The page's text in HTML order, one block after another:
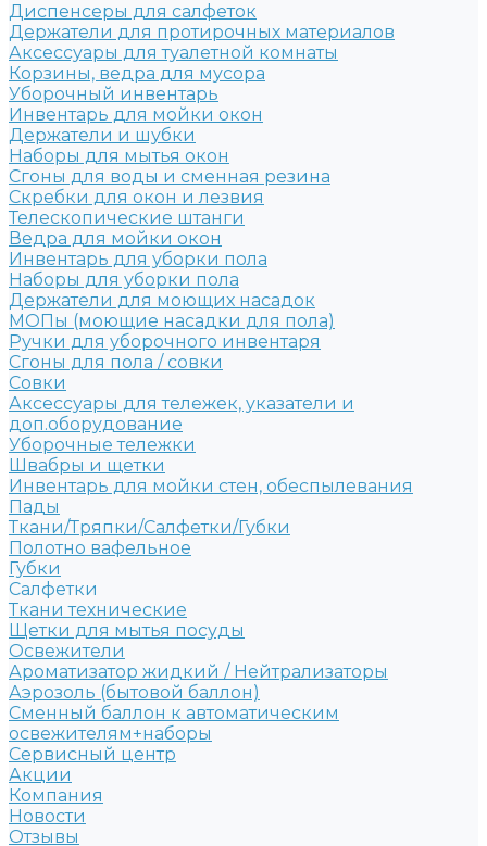
Диспенсеры для салфеток
Держатели для протирочных материалов
Аксессуары для туалетной комнаты
Корзины, ведра для мусора
Уборочный инвентарь
Инвентарь для мойки окон
Держатели и шубки
Наборы для мытья окон
Сгоны для воды и сменная резина
Скребки для окон и лезвия
Телескопические штанги
Ведра для мойки окон
Инвентарь для уборки пола
Наборы для уборки пола
Держатели для моющих насадок
МОПы (моющие насадки для пола)
Ручки для уборочного инвентаря
Сгоны для пола / совки
Совки
Аксессуары для тележек, указатели и
доп.оборудование
Уборочные тележки
Швабры и щетки
Инвентарь для мойки стен, обеспылевания
Пады
Ткани/Тряпки/Салфетки/Губки
Полотно вафельное
Губки
Салфетки
Ткани технические
Щетки для мытья посуды
Освежители
Ароматизатор жидкий / Нейтрализаторы
Аэрозоль (бытовой баллон)
Сменный баллон к автоматическим
освежителям+наборы
Сервисный центр
Акции
Компания
Новости
Отзывы